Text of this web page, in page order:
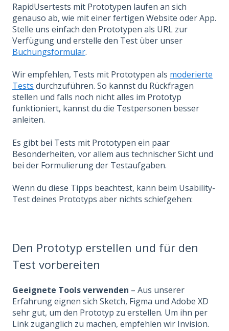
RapidUsertests mit Prototypen laufen an sich
genauso ab, wie mit einer fertigen Website oder App.
Stelle uns einfach den Prototypen als URL zur
Verfügung und erstelle den Test über unser
Buchungsformular.
Wir empfehlen, Tests mit Prototypen als moderierte
Tests durchzuführen. So kannst du Rückfragen
stellen und falls noch nicht alles im Prototyp
funktioniert, kannst du die Testpersonen besser
anleiten.
Es gibt bei Tests mit Prototypen ein paar
Besonderheiten, vor allem aus technischer Sicht und
bei der Formulierung der Testaufgaben.
Wenn du diese Tipps beachtest, kann beim Usability-
Test deines Prototyps aber nichts schiefgehen:
Den Prototyp erstellen und für den
Test vorbereiten
Geeignete Tools verwenden – Aus unserer
Erfahrung eignen sich Sketch, Figma und Adobe XD
sehr gut, um den Prototyp zu erstellen. Um ihn per
Link zugänglich zu machen, empfehlen wir Invision.